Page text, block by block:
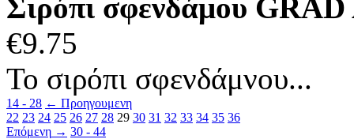
Σιρόπι σφενδάμου
€9.75
Το σιρόπι σφενδάμνου...
14 - 28 ← Προηγουμενη
22 23 24 25 26 27 28 29 30 31 32 33 34 35 36
Επόμενη → 30 - 44